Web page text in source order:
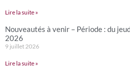
Lire la suite »
Nouveautés à venir – Période : du
2026
9 juillet 2026
Lire la suite »